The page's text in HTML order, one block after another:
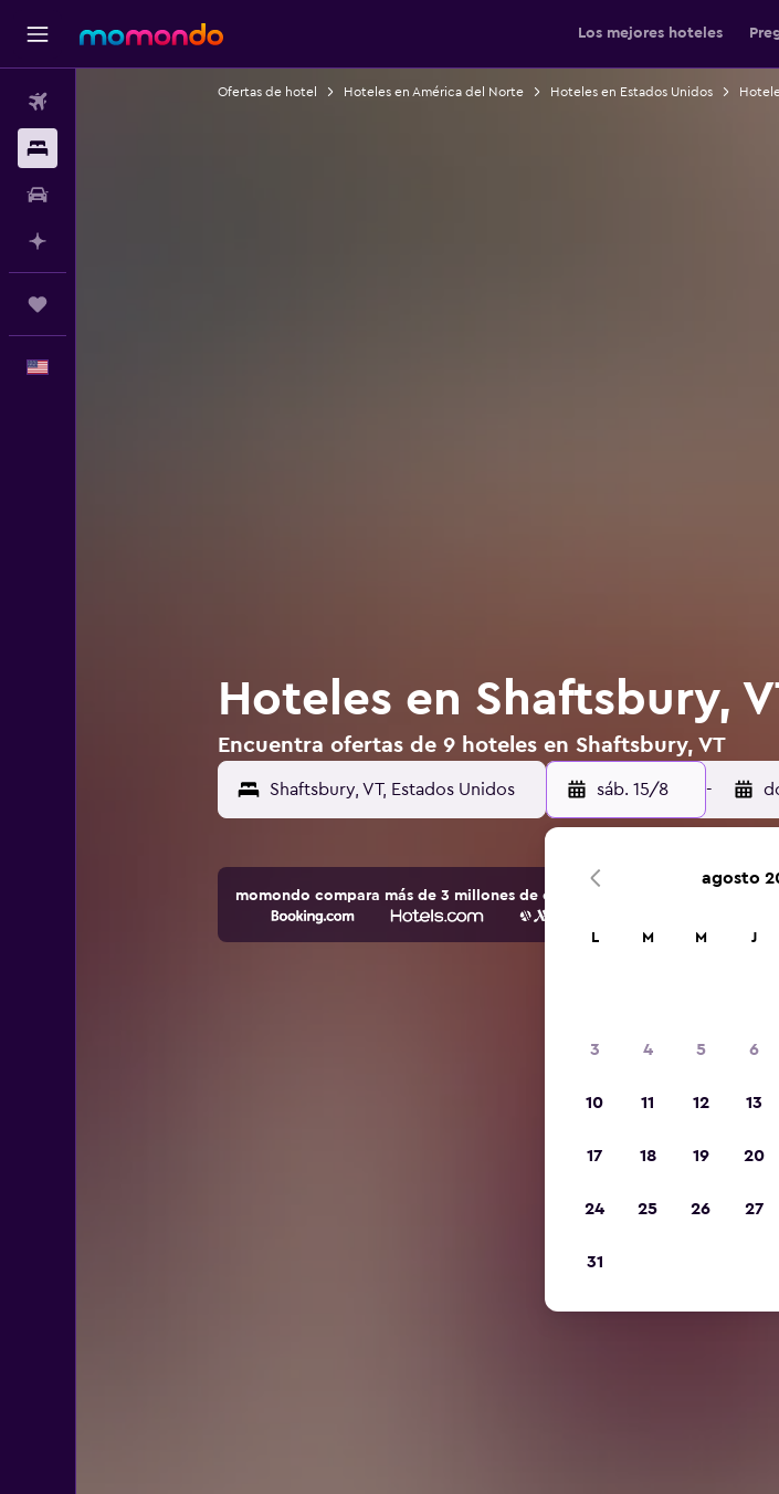
Los mejores hoteles
Ofertas de hotel Hoteles en América del Norte Hoteles en Estados Unidos
Hoteles en Shaftsbury,
Encuentra ofertas de 9 hoteles en Shaftsbury, VT
Shaftsbury, VT, Estados Unidos sáb. 15/8 -
momondo compara más de 3 millones de opciones de hoteles y
agosto
L M M J
3 4 5 6
10 11 12 13
17 18 19 20
24 25 26 27
31